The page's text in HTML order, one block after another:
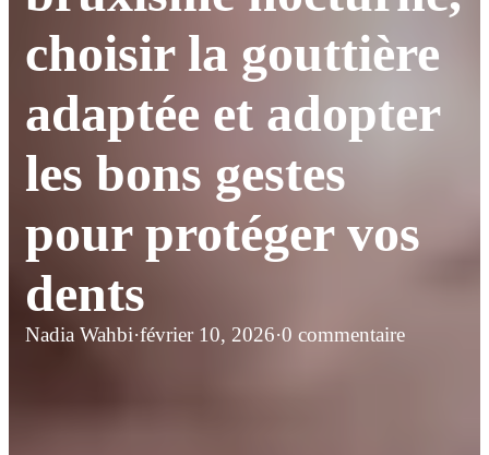
choisir la gouttière
adaptée et adopter
les bons gestes
pour protéger vos
dents
Nadia Wahbi·février 10, 2026·0 commentaire